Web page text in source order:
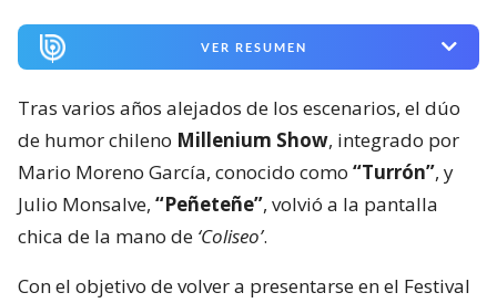
VER RESUMEN
Tras varios años alejados de los escenarios, el dúo
de humor chileno Millenium Show, integrado por
Mario Moreno García, conocido como “Turrón”, y
Julio Monsalve, “Peñeteñe”, volvió a la pantalla
chica de la mano de ‘Coliseo’.
Con el objetivo de volver a presentarse en el Festival